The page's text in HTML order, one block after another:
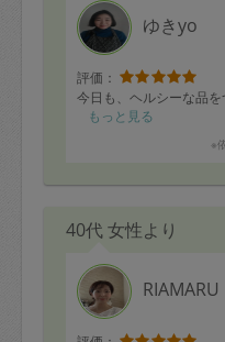
ゆきyo
評価：
今日も、ヘルシーな品
もっと見る
※
40代 女性より
RIAMARU